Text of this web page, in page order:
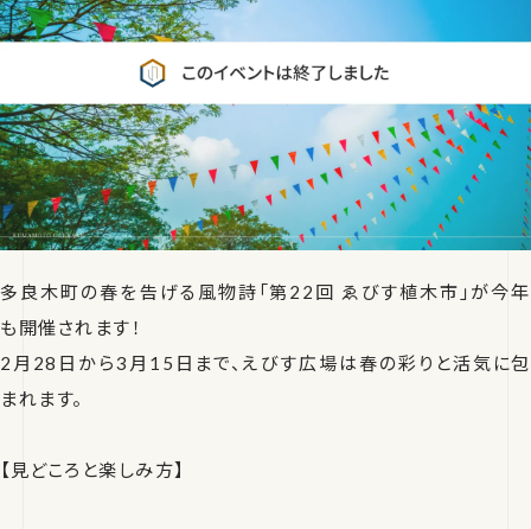
多良木町の春を告げる風物詩「第22回 ゑびす植木市」が今年
も開催されます！
2月28日から3月15日まで、えびす広場は春の彩りと活気に包
まれます。
【見どころと楽しみ方】